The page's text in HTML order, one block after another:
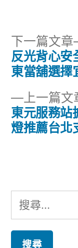
文
導
覽
上一篇文
東元服務站
燈推薦台北
下一篇文章
反光背心安
東當舖選擇
搜
尋